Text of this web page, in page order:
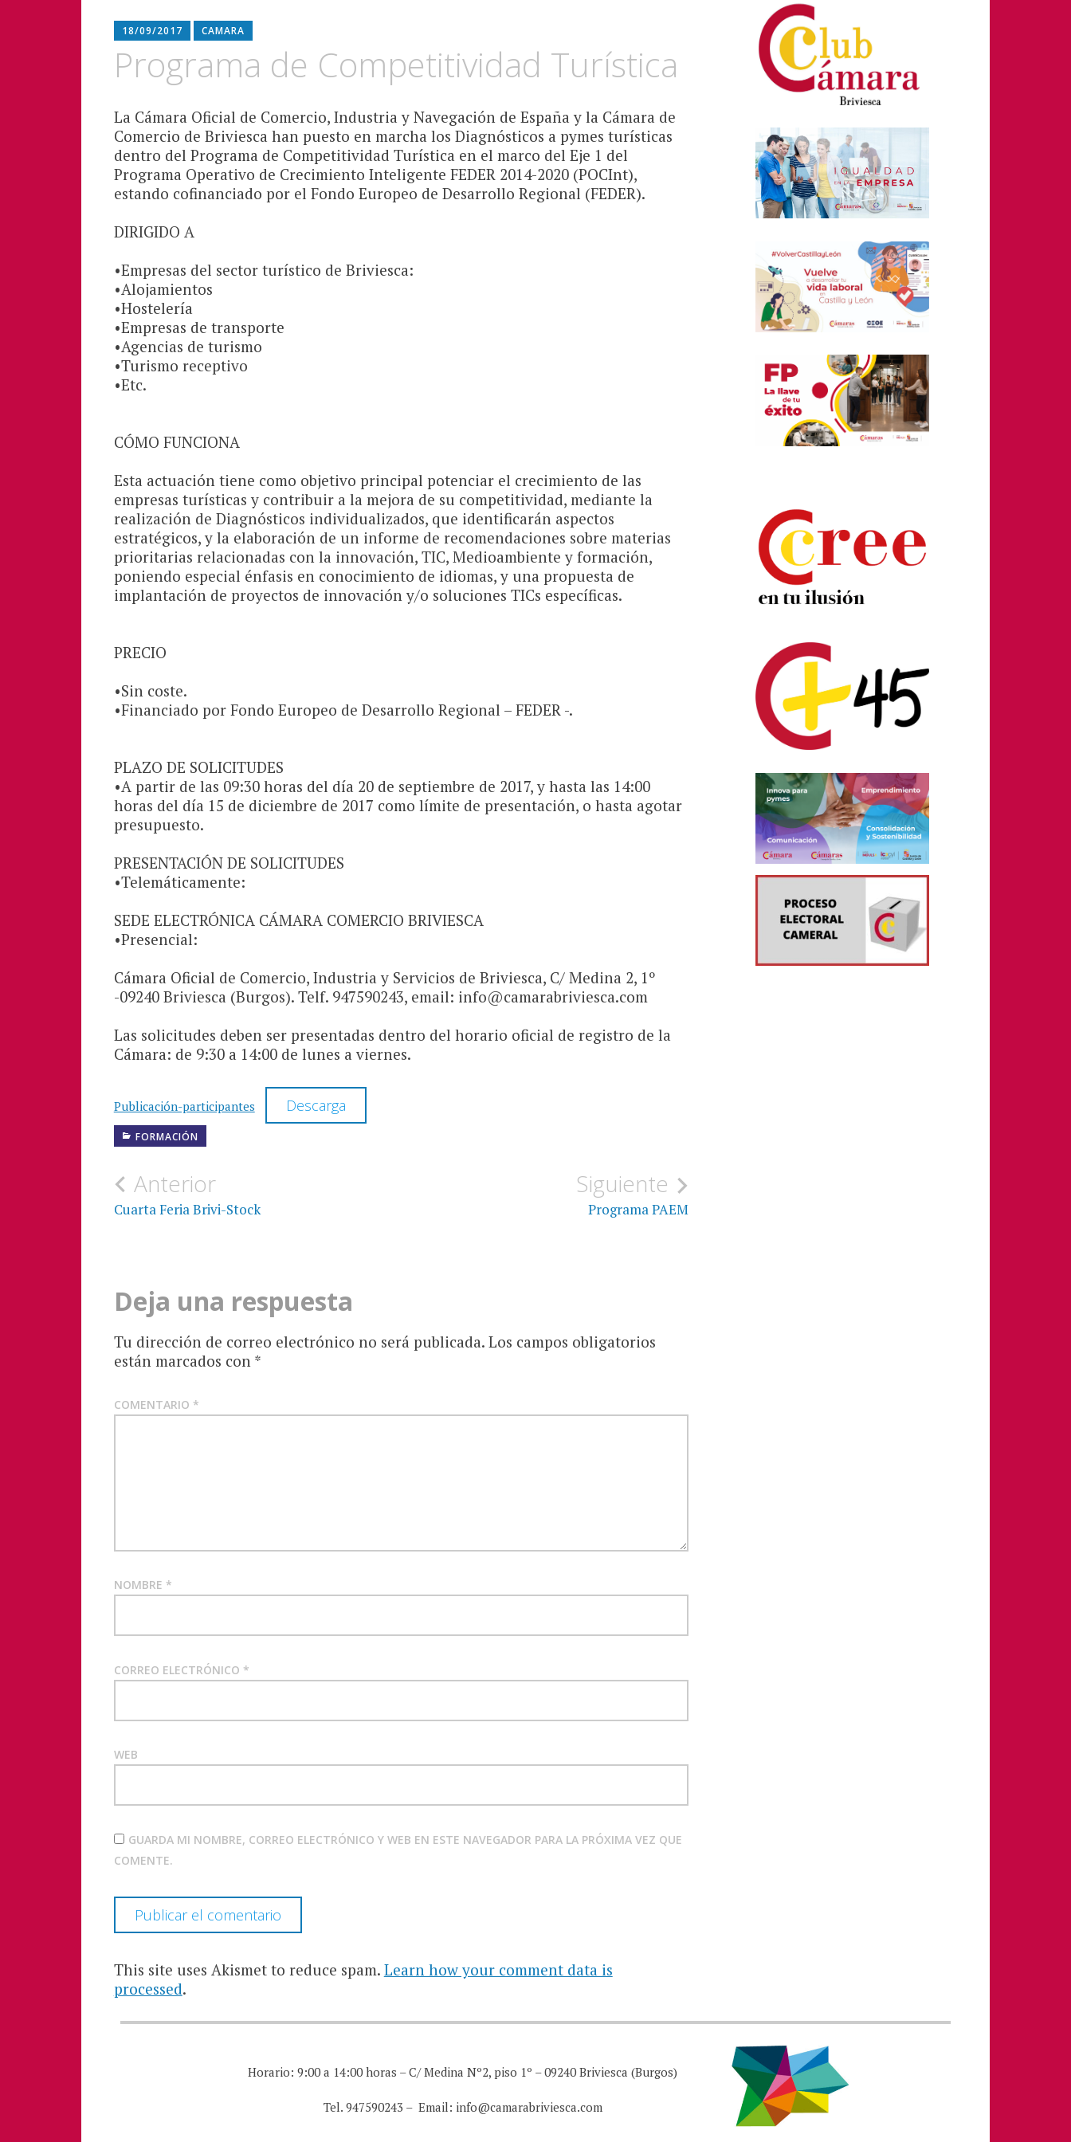
18/09/2017 CAMARA
Programa de Competitividad Turística
La Cámara Oficial de Comercio, Industria y Navegación de España y la Cámara de
Comercio de Briviesca han puesto en marcha los Diagnósticos a pymes turísticas
dentro del Programa de Competitividad Turística en el marco del Eje 1 del
Programa Operativo de Crecimiento Inteligente FEDER 2014-2020 (POCInt),
estando cofinanciado por el Fondo Europeo de Desarrollo Regional (FEDER).
DIRIGIDO A
•Empresas del sector turístico de Briviesca:
•Alojamientos
•Hostelería
•Empresas de transporte
•Agencias de turismo
•Turismo receptivo
•Etc.
CÓMO FUNCIONA
Esta actuación tiene como objetivo principal potenciar el crecimiento de las
empresas turísticas y contribuir a la mejora de su competitividad, mediante la
realización de Diagnósticos individualizados, que identificarán aspectos
estratégicos, y la elaboración de un informe de recomendaciones sobre materias
prioritarias relacionadas con la innovación, TIC, Medioambiente y formación,
poniendo especial énfasis en conocimiento de idiomas, y una propuesta de
implantación de proyectos de innovación y/o soluciones TICs específicas.
PRECIO
•Sin coste.
•Financiado por Fondo Europeo de Desarrollo Regional – FEDER -.
PLAZO DE SOLICITUDES
•A partir de las 09:30 horas del día 20 de septiembre de 2017, y hasta las 14:00
horas del día 15 de diciembre de 2017 como límite de presentación, o hasta agotar
presupuesto.
PRESENTACIÓN DE SOLICITUDES
•Telemáticamente:
SEDE ELECTRÓNICA CÁMARA COMERCIO BRIVIESCA
•Presencial:
Cámara Oficial de Comercio, Industria y Servicios de Briviesca, C/ Medina 2, 1º
-09240 Briviesca (Burgos). Telf. 947590243, email: info@camarabriviesca.com
Las solicitudes deben ser presentadas dentro del horario oficial de registro de la
Cámara: de 9:30 a 14:00 de lunes a viernes.
Publicación-participantes Descarga
FORMACIÓN
Navegación
de
Anterior
Cuarta Feria Brivi-Stock
Siguiente
Programa PAEM
Deja una respuesta
Tu dirección de correo electrónico no será publicada. Los campos obligatorios
están marcados con *
COMENTARIO *
NOMBRE *
CORREO ELECTRÓNICO *
WEB
GUARDA MI NOMBRE, CORREO ELECTRÓNICO Y WEB EN ESTE NAVEGADOR PARA LA PRÓXIMA VEZ QUE
COMENTE.
This site uses Akismet to reduce spam. Learn how your comment data is
processed.
Horario: 9:00 a 14:00 horas – C/ Medina Nº2, piso 1º – 09240 Briviesca (Burgos)
Tel. 947590243 – Email: info@camarabriviesca.com